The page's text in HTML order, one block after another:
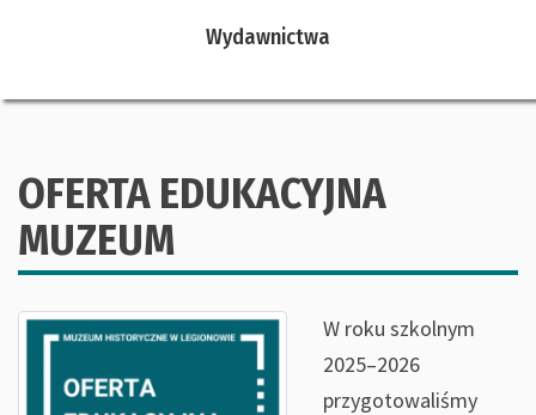
Wydawnictwa
OFERTA EDUKACYJNA
MUZEUM
W roku szkolnym
2025–2026
przygotowaliśmy